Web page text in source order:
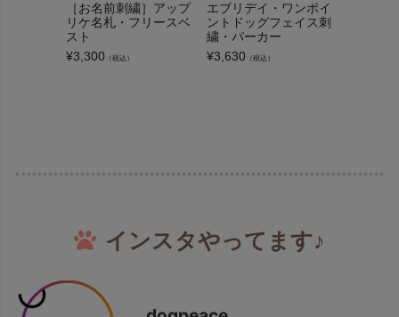
［お名前刺繍］アップ
リケ名札・フリースベ
スト
¥3,300 （税込）
エブリデイ・ワンポイ
ントドッグフェイス刺
繍・パーカー
¥3,630 （税込）
インスタやってます♪